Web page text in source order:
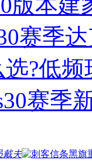
版本建
赛季
?低
赛季
戴夫